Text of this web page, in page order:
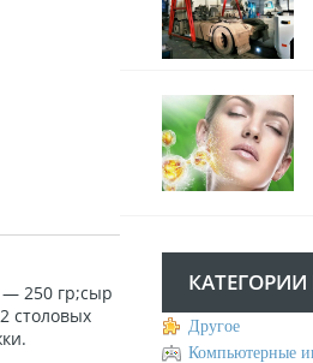
250 гр;сыр
столовых
Другое
Компьютерные